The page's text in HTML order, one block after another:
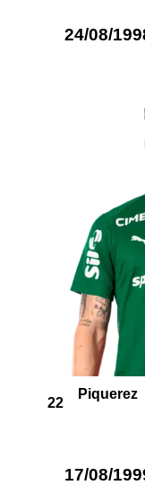
24/08/
22
Piquerez
17/08/